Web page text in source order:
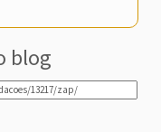
blog